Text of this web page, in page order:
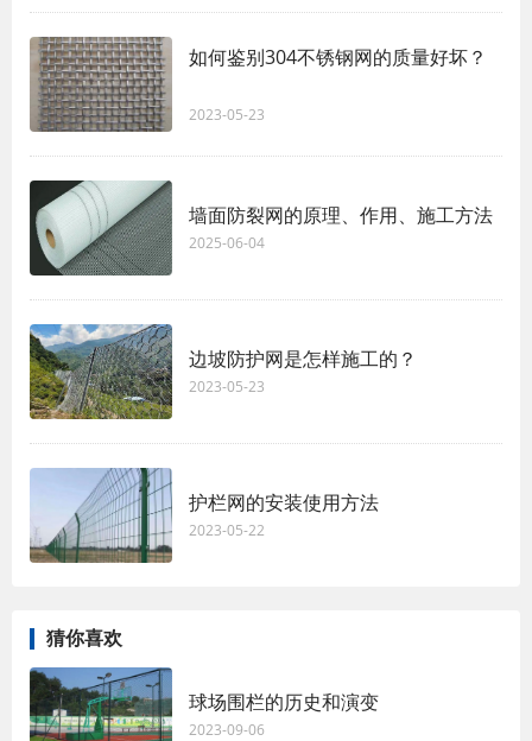
如何鉴别304不锈钢网的质量好坏？
2023-05-23
墙面防裂网的原理、作用、施工方法
2025-06-04
边坡防护网是怎样施工的？
2023-05-23
护栏网的安装使用方法
2023-05-22
猜你喜欢
球场围栏的历史和演变
2023-09-06